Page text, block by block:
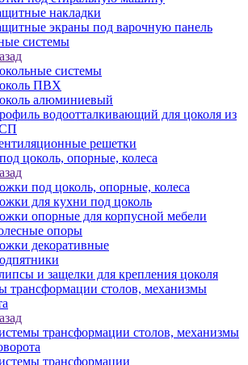
накладки
экраны под варочную панель
системы
системы
ПВХ
алюминиевый
водоотталкивающий для цоколя из
решетки
цоколь, опорные, колеса
под цоколь, опорные, колеса
для кухни под цоколь
опорные для корпусной мебели
опоры
декоративные
и защелки для крепления цоколя
трансформации столов, механизмы
трансформации столов, механизмы
трансформации